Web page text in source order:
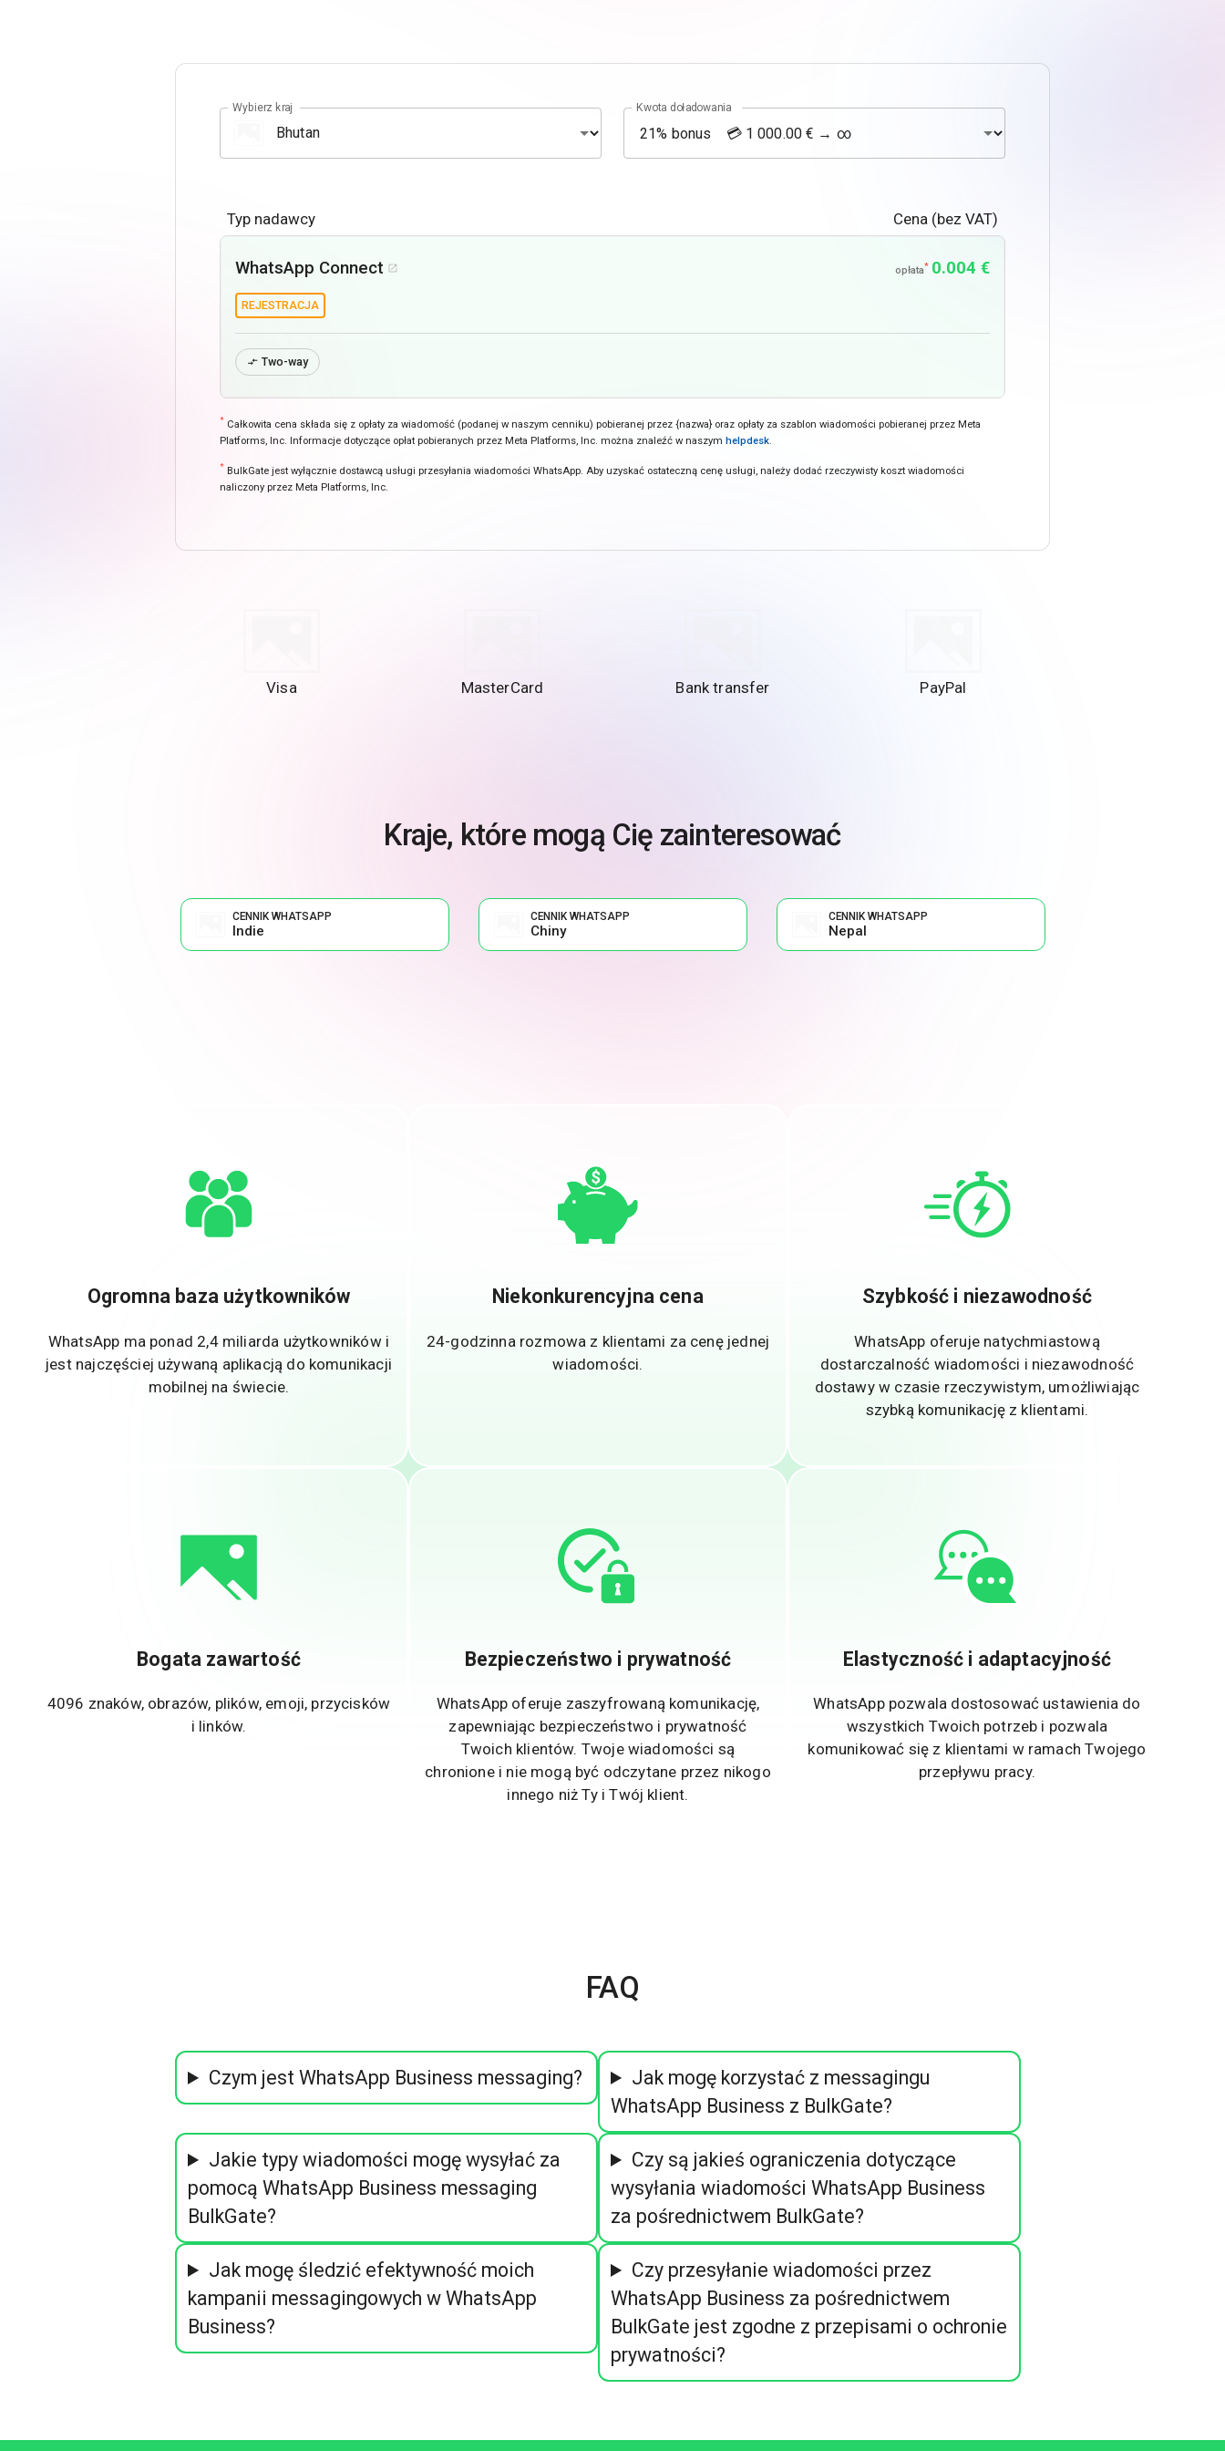
Wybierz kraj Kwota doładowania
Typ nadawcy Cena (bez VAT)
WhatsApp Connect  opłata* 0.004 €
REJESTRACJA
 Two-way
* Całkowita cena składa się z opłaty za wiadomość (podanej w naszym cenniku) pobieranej przez {nazwa} oraz opłaty za szablon wiadomości pobieranej przez Meta
Platforms, Inc. Informacje dotyczące opłat pobieranych przez Meta Platforms, Inc. można znaleźć w naszym helpdesk
* BulkGate jest wyłącznie dostawcą usługi przesyłania wiadomości WhatsApp. Aby uzyskać ostateczną cenę usługi, należy dodać rzeczywisty koszt wiadomości
naliczony przez Meta Platforms, Inc.
Visa MasterCard Bank transfer PayPal
Kraje, które mogą Cię zainteresować
CENNIK WHATSAPP
Indie
CENNIK WHATSAPP
Chiny
CENNIK WHATSAPP
Nepal
Ogromna baza użytkowników
WhatsApp ma ponad 2,4 miliarda użytkowników i
jest najczęściej używaną aplikacją do komunikacji
mobilnej na świecie.
Niekonkurencyjna cena
24-godzinna rozmowa z klientami za cenę jednej
wiadomości.
Szybkość i niezawodność
WhatsApp oferuje natychmiastową
dostarczalność wiadomości i niezawodność
dostawy w czasie rzeczywistym, umożliwiając
szybką komunikację z klientami.
Bogata zawartość
4096 znaków, obrazów, plików, emoji, przycisków
i linków.
Bezpieczeństwo i prywatność
WhatsApp oferuje zaszyfrowaną komunikację,
zapewniając bezpieczeństwo i prywatność
Twoich klientów. Twoje wiadomości są
chronione i nie mogą być odczytane przez nikogo
innego niż Ty i Twój klient.
Elastyczność i adaptacyjność
WhatsApp pozwala dostosować ustawienia do
wszystkich Twoich potrzeb i pozwala
komunikować się z klientami w ramach Twojego
przepływu pracy.
FAQ
Czym jest WhatsApp Business messaging?
Jak mogę korzystać z messagingu
WhatsApp Business z BulkGate?
Jakie typy wiadomości mogę wysyłać za
pomocą WhatsApp Business messaging
BulkGate?
Czy są jakieś ograniczenia dotyczące
wysyłania wiadomości WhatsApp Business
za pośrednictwem BulkGate?
Jak mogę śledzić efektywność moich
kampanii messagingowych w WhatsApp
Business?
Czy przesyłanie wiadomości przez
WhatsApp Business za pośrednictwem
BulkGate jest zgodne z przepisami o ochronie
prywatności?